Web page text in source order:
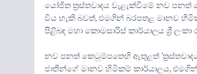
යෝජිත ත්‍රස්තවාදය වැළැක්වීමේ නව
විය හැකි බවත්, එමගින් බරපතළ මානව
පිළිබඳ මහා කොමසාරිස් කාර්යාලය ශ්‍රී ලංකා
නව පනත් කෙටුම්පතෙහි ඇතුළත්
ජාතීන්ගේ මානව හිමිකම් කාර්යාලය,